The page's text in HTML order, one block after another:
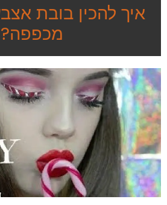
איך להכין בובת
מכפפה?